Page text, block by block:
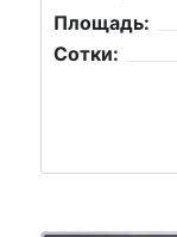
Площадь:
Сотки: